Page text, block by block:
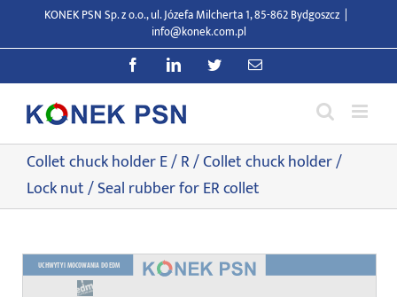
zawartości
KONEK PSN Sp. z o.o., ul. Józefa Milcherta 1, 85-862 Bydgoszcz |
info@konek.com.pl
FacebookLinkedInTwitterE-
Collet chuck holder E / R / Collet chuck holder /
Lock nut / Seal rubber for ER collet